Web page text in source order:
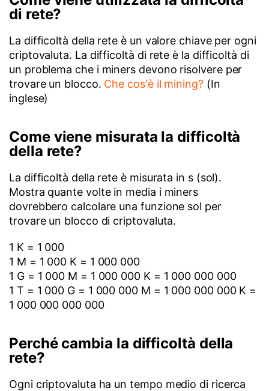
di rete?
La difficoltà della rete è un valore chiave per ogni
criptovaluta. La difficoltà di rete è la difficoltà di
un problema che i miners devono risolvere per
trovare un blocco. Che cos'è il mining?(In
inglese)
Come viene misurata la difficoltà
della rete?
La difficoltà della rete è misurata in s (sol).
Mostra quante volte in media i miners
dovrebbero calcolare una funzione sol per
trovare un blocco di criptovaluta.
1 K = 1 000
1 M = 1 000 K = 1 000 000
1 G = 1 000 M = 1 000 000 K = 1 000 000 000
1 T = 1 000 G = 1 000 000 M = 1 000 000 000 K =
1 000 000 000 000
Perché cambia la difficoltà della
rete?
Ogni criptovaluta ha un tempo medio di ricerca